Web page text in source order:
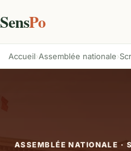
SensPo
Accueil Assemblée nationale
ASSEMBLÉE NATIONALE ·